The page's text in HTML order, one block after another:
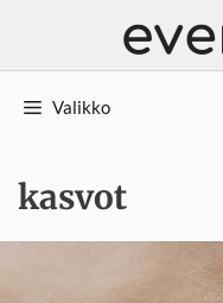
Valikko
kasvot